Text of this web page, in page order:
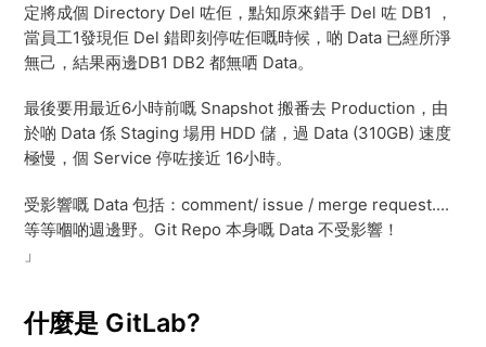
定將成個 Directory Del 咗佢，點知原來錯手 Del 咗 DB1 ，
當員工1發現佢 Del 錯即刻停咗佢嘅時候，啲 Data 已經所淨
無己，結果兩邊DB1 DB2 都無哂 Data。
最後要用最近6小時前嘅 Snapshot 搬番去 Production，由
於啲 Data 係 Staging 場用 HDD 儲，過 Data (310GB) 速度
極慢，個 Service 停咗接近 16小時。
受影響嘅 Data 包括：comment/ issue / merge request....
等等嗰啲週邊野。Git Repo 本身嘅 Data 不受影響！
」
什麼是 GitLab?